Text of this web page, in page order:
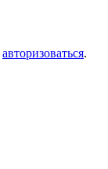
авторизоваться.